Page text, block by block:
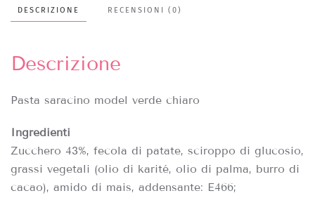
DESCRIZIONE RECENSIONI (0)
Descrizione
Pasta saracino model verde chiaro
Ingredienti
Zucchero 43%, fecola di patate, sciroppo di glucosio,
grassi vegetali (olio di karité, olio di palma, burro di
cacao), amido di mais, addensante: E466;